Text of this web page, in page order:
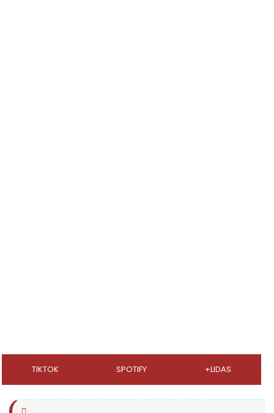
TIKTOK SPOTIFY +LIDAS